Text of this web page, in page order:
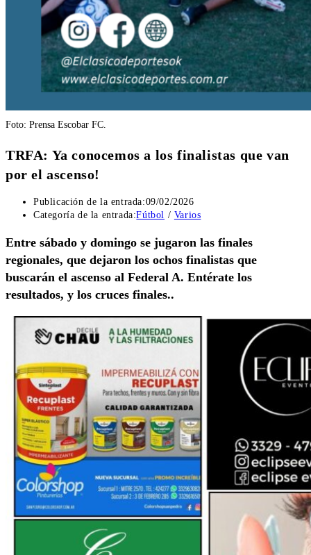
Foto: Prensa Escobar FC.
TRFA: Ya conocemos a los finalistas que van
por el ascenso!
Publicación de la entrada:09/02/2026
Categoría de la entrada:Fútbol / Varios
Entre sábado y domingo se jugaron las finales
regionales, que dejaron los ochos finalistas que
buscarán el ascenso al Federal A. Entérate los
resultados, y los cruces finales..